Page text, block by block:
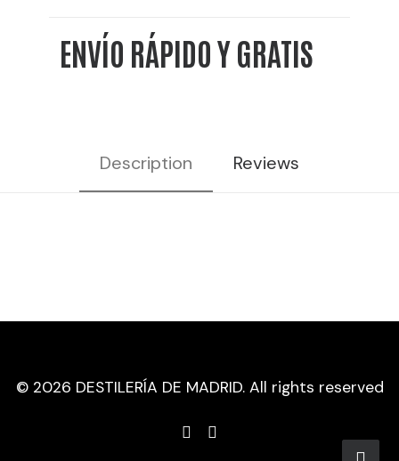
ENVÍO RÁPIDO Y GRATIS
Description Reviews
© 2026 DESTILERÍA DE MADRID. All rights reserved